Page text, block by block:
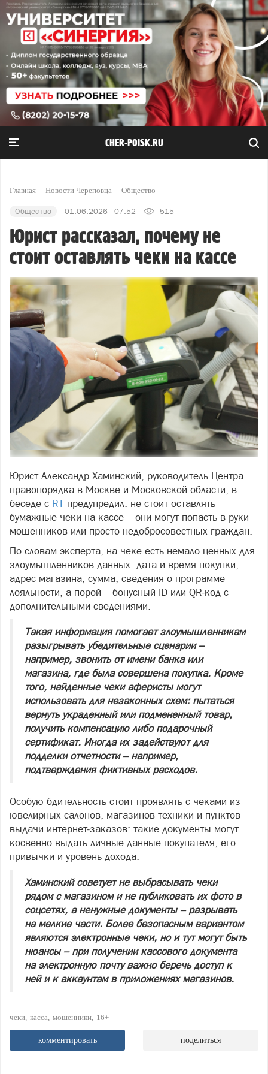
CHER-POISK.RU
Главная Новости Череповца Общество
Общество 01.06.2026 - 07:52 515
Юрист рассказал, почему не
стоит оставлять чеки на кассе
Юрист Александр Хаминский, руководитель Центра
правопорядка в Москве и Московской области, в
беседе с RT предупредил: не стоит оставлять
бумажные чеки на кассе – они могут попасть в руки
мошенников или просто недобросовестных граждан.
По словам эксперта, на чеке есть немало ценных для
злоумышленников данных: дата и время покупки,
адрес магазина, сумма, сведения о программе
лояльности, а порой – бонусный ID или QR‑код с
дополнительными сведениями.
Такая информация помогает злоумышленникам
разыгрывать убедительные сценарии –
например, звонить от имени банка или
магазина, где была совершена покупка. Кроме
того, найденные чеки аферисты могут
использовать для незаконных схем: пытаться
вернуть украденный или подмененный товар,
получить компенсацию либо подарочный
сертификат. Иногда их задействуют для
подделки отчетности – например,
подтверждения фиктивных расходов.
Особую бдительность стоит проявлять с чеками из
ювелирных салонов, магазинов техники и пунктов
выдачи интернет‑заказов: такие документы могут
косвенно выдать личные данные покупателя, его
привычки и уровень дохода.
Хаминский советует не выбрасывать чеки
рядом с магазином и не публиковать их фото в
соцсетях, а ненужные документы – разрывать
на мелкие части. Более безопасным вариантом
являются электронные чеки, но и тут могут быть
нюансы – при получении кассового документа
на электронную почту важно беречь доступ к
ней и к аккаунтам в приложениях магазинов.
чеки касса мошенники 16+
комментировать поделиться